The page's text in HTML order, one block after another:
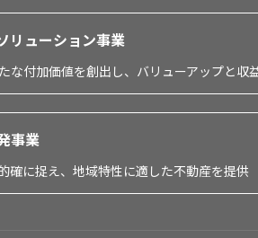
リューション事業
な付加価値を創出し、バリューアップと収
事業
確に捉え、地域特性に適した不動産を提供